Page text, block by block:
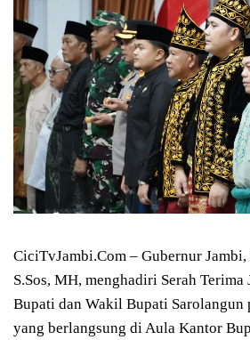
CiciTvJambi.Com – Gubernur
S.Sos, MH, menghadiri Serah Terima
Bupati dan Wakil Bupati Sarolangun
yang berlangsung di Aula Kantor